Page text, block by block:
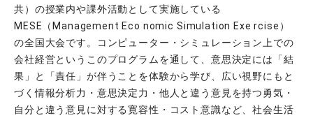
共）の授業内や課外活動として実施している
MESE（Management Eco nomic Simulation Exe rcise）
の全国大会です。コンピューター・シミュレーション上での
会社経営というこのプログラムを通して、意思決定には「結
果」と「責任」が伴うことを体験から学び、広い視野にもと
づく情報分析力・意思決定力・他人と違う意見を持つ勇気・
自分と違う意見に対する寛容性・コスト意識など、社会生活